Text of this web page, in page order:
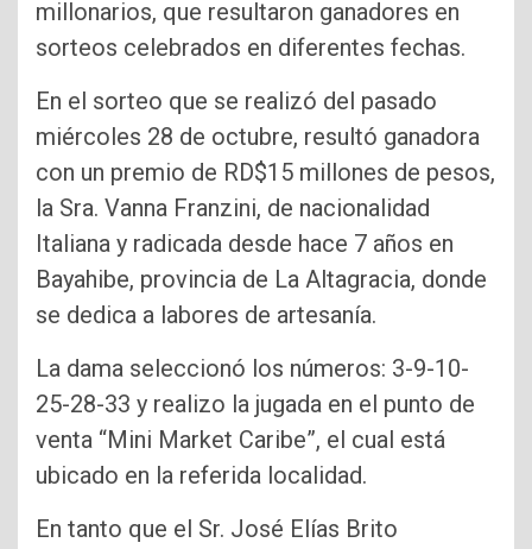
millonarios, que resultaron ganadores en
sorteos celebrados en diferentes fechas.
En el sorteo que se realizó del pasado
miércoles 28 de octubre, resultó ganadora
con un premio de RD$15 millones de pesos,
la Sra. Vanna Franzini, de nacionalidad
Italiana y radicada desde hace 7 años en
Bayahibe, provincia de La Altagracia, donde
se dedica a labores de artesanía.
La dama seleccionó los números: 3-9-10-
25-28-33 y realizo la jugada en el punto de
venta “Mini Market Caribe”, el cual está
ubicado en la referida localidad.
En tanto que el Sr. José Elías Brito